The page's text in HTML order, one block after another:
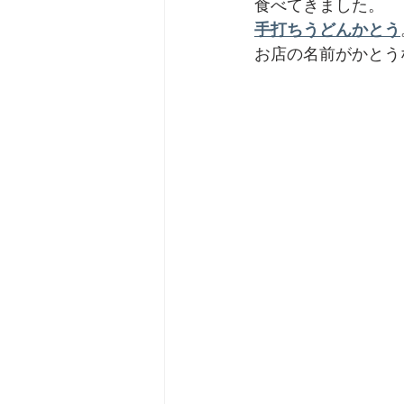
食べてきました。
手打ちうどんかとう
お店の名前がかとう